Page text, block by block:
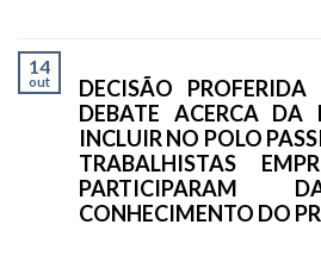
14
out
DECISÃO PROFERIDA
DEBATE ACERCA DA
INCLUIR NO POLO
TRABALHISTAS
CONHECIMENTO DO